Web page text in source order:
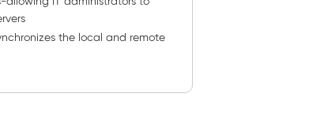
the local and remote